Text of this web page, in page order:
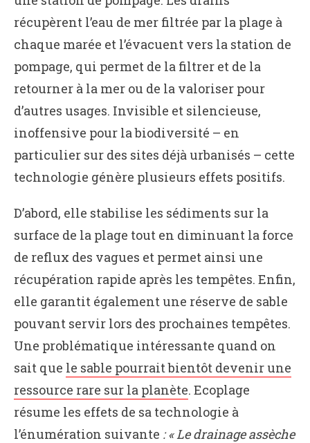
récupèrent l’eau de mer filtrée par la plage à
chaque marée et l’évacuent vers la station de
pompage, qui permet de la filtrer et de la
retourner à la mer ou de la valoriser pour
d’autres usages. Invisible et silencieuse,
inoffensive pour la biodiversité – en
particulier sur des sites déjà urbanisés – cette
technologie génère plusieurs effets positifs.
D’abord, elle stabilise les sédiments sur la
surface de la plage tout en diminuant la force
de reflux des vagues et permet ainsi une
récupération rapide après les tempêtes. Enfin,
elle garantit également une réserve de sable
pouvant servir lors des prochaines tempêtes.
Une problématique intéressante quand on
sait que le sable pourrait bientôt devenir une
ressource rare sur la planète. Ecoplage
résume les effets de sa technologie à
l’énumération suivante : « Le drainage assèche